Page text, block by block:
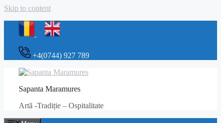
Skip to content
+4(0744) 927 789
Sapanta Maramures
Artă -Tradiție – Ospitalitate